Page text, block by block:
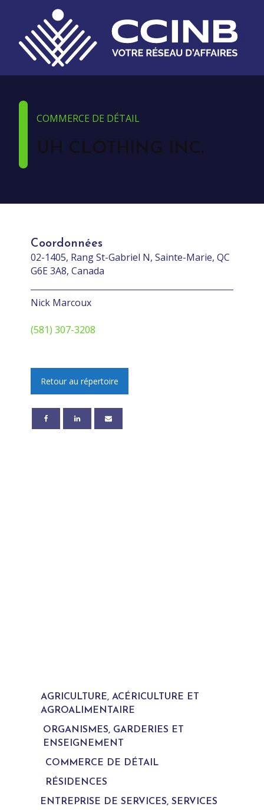
COMMERCE DE DÉTAIL
UH CLOTHING INC.
Coordonnées
02-1405, Rang St-Gabriel N, Sainte-Marie, QC
G6E 3A8, Canada
Nick Marcoux
(581) 307-3208
Retour au répertoire
AGRICULTURE, ACÉRICULTURE ET
AGROALIMENTAIRE
ORGANISMES, GARDERIES ET
ENSEIGNEMENT
COMMERCE DE DÉTAIL
RÉSIDENCES
ENTREPRISE DE SERVICES, SERVICES